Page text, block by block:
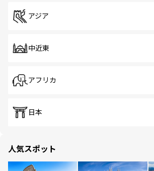
アジア
中近東
アフリカ
日本
人気スポット